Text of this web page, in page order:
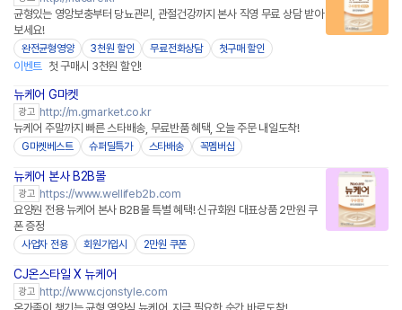
균형있는 영앙보충부터 당뇨관리, 관절건강까지 본사 직영 무료 상담 받아
보세요!
완전균형영양 3천원 할인 무료전화상담 첫구매 할인
이벤트 첫 구매시 3천원 할인!
뉴케어 G마켓
광고 http://m.gmarket.co.kr
뉴케어 주말까지 빠른 스타배송, 무료반품 혜택, 오늘 주문 내일도착!
G마켓베스트 슈퍼딜특가 스타배송 꼭멤버십
뉴케어 본사 B2B몰
광고 https://www.wellifeb2b.com
요양원 전용 뉴케어 본사 B2B몰 특별 혜택! 신규회원 대표상품 2만원 쿠
폰 증정
사업자 전용 회원가입시 2만원 쿠폰
CJ온스타일 X 뉴케어
광고 http://www.cjonstyle.com